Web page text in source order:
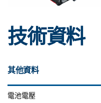
技術資料
其他資料
電池電壓